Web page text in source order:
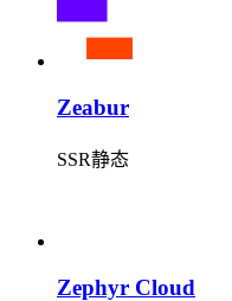
Zeabur
SSR静态
Zephyr Cloud